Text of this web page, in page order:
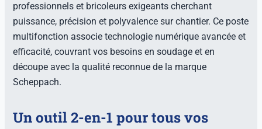
professionnels et bricoleurs exigeants cherchant
puissance, précision et polyvalence sur chantier. Ce poste
multifonction associe technologie numérique avancée et
efficacité, couvrant vos besoins en soudage et en
découpe avec la qualité reconnue de la marque
Scheppach.
Un outil 2-en-1 pour tous vos